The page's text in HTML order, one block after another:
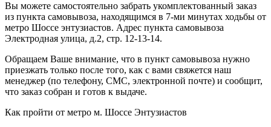
Вы можете самостоятельно забрать укомплектованный заказ
из пункта самовывоза, находящимся в 7-ми минутах ходьбы от
метро Шоссе энтузиастов. Адрес пункта самовывоза
Электродная улица, д.2, стр. 12-13-14.
Обращаем Ваше внимание, что в пункт самовывоза нужно
приезжать только после того, как с вами свяжется наш
менеджер (по телефону, СМС, электронной почте) и сообщит,
что заказ собран и готов к выдаче.
Как пройти от метро м. Шоссе Энтузиастов